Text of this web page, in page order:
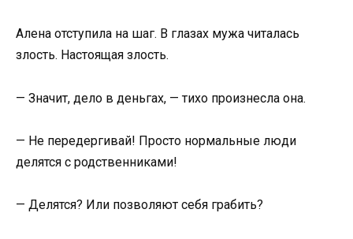
Алена отступила на шаг. В глазах мужа читалась
злость. Настоящая злость.
— Значит, дело в деньгах, — тихо произнесла она.
— Не передергивай! Просто нормальные люди
делятся с родственниками!
— Делятся? Или позволяют себя грабить?